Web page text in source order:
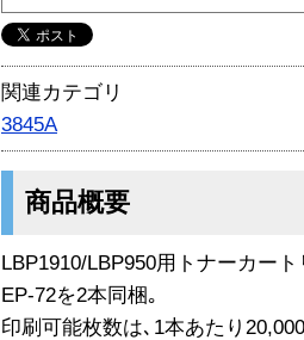
関連カテゴリ
3845A
商品概要
LBP1910/LBP950用トナーカー
EP-72を2本同梱｡
印刷可能枚数は､1本あたり